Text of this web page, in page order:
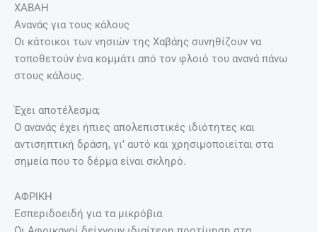
ΧΑΒΑΗ
Ανανάς για τους κάλους
Οι κάτοικοι των νησιών της Χαβάης συνηθίζουν να
τοποθετούν ένα κομμάτι από τον φλοιό του ανανά πάνω
στους κάλους.
Έχει αποτέλεσμα;
Ο ανανάς έχει ήπιες απολεπιστικές ιδιότητες και
αντισηπτική δράση, γι’ αυτό και χρησιμοποιείται στα
σημεία που το δέρμα είναι σκληρό.
ΑΦΡΙΚΗ
Εσπεριδοειδή για τα μικρόβια